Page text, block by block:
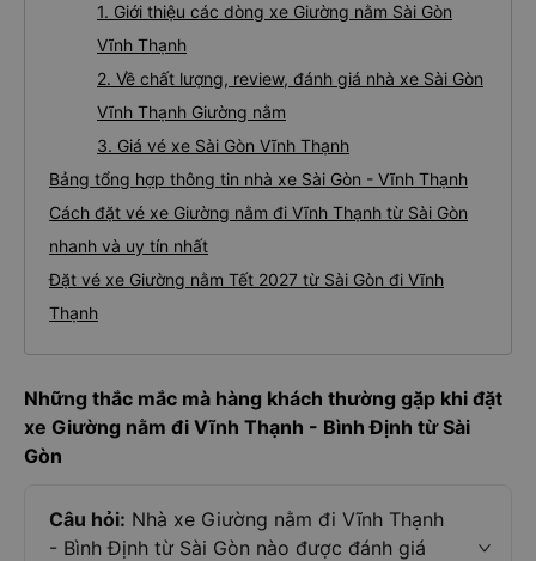
1. Giới thiệu các dòng xe Giường nằm Sài Gòn
Vĩnh Thạnh
2. Về chất lượng, review, đánh giá nhà xe Sài Gòn
Vĩnh Thạnh Giường nằm
3. Giá vé xe Sài Gòn Vĩnh Thạnh
Bảng tổng hợp thông tin nhà xe Sài Gòn - Vĩnh Thạnh
Cách đặt vé xe Giường nằm đi Vĩnh Thạnh từ Sài Gòn
nhanh và uy tín nhất
Đặt vé xe Giường nằm Tết 2027 từ Sài Gòn đi Vĩnh
Thạnh
Những thắc mắc mà hàng khách thường gặp khi đặt
xe Giường nằm đi Vĩnh Thạnh - Bình Định từ Sài
Gòn
Câu hỏi: Nhà xe Giường nằm đi Vĩnh Thạnh
- Bình Định từ Sài Gòn nào được đánh giá